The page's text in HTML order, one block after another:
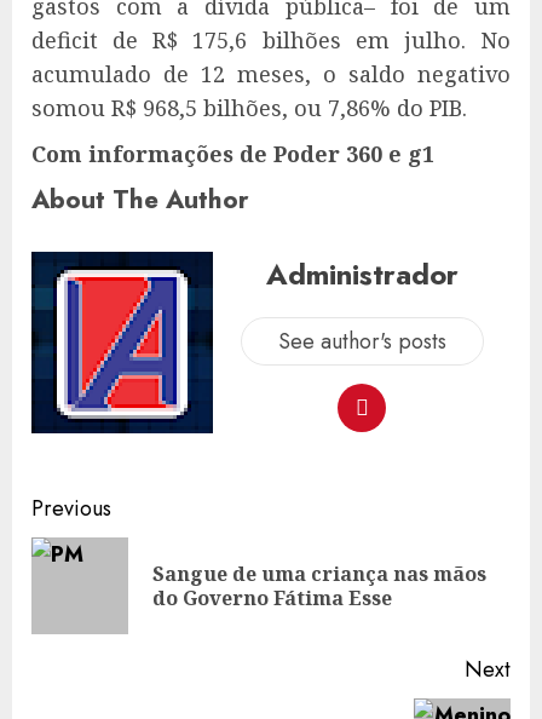
deficit de R$ 175,6 bilhões em julho. No
acumulado de 12 meses, o saldo negativo
somou R$ 968,5 bilhões, ou 7,86% do PIB.
Com informações de Poder 360 e g1
About The Author
Administrador
See author's posts
Post
navigation
Previous
Sangue de uma criança nas mãos
do Governo Fátima Esse
Next